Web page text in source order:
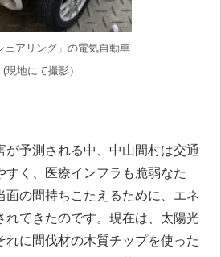
ェアリング」の電気自動車
(現地にて撮影）
が予測される中、中山間村は交通
すく、医療インフラも脆弱なた
面の間持ちこたえるために、エネ
れてきたのです。現在は、太陽光
れに間伐材の木質チップを使った